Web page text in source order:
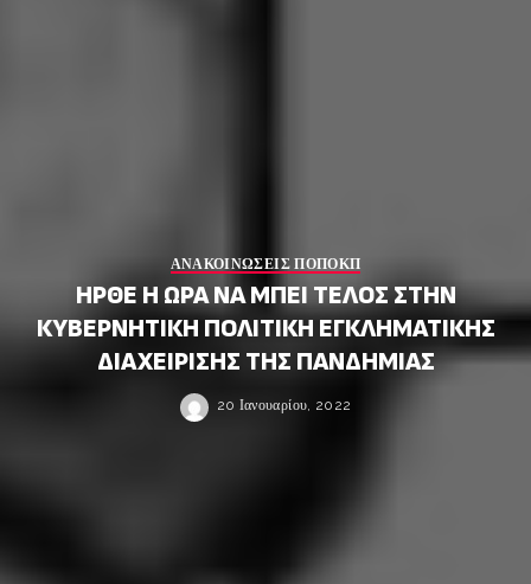
ΑΝΑΚΟΙΝΩΣΕΙΣ ΠΟΠΟΚΠ
ΗΡΘΕ Η ΩΡΑ ΝΑ ΜΠΕΙ ΤΕΛΟΣ ΣΤΗΝ
ΚΥΒΕΡΝΗΤΙΚΗ ΠΟΛΙΤΙΚΗ ΕΓΚΛΗΜΑΤΙΚΗΣ
ΔΙΑΧΕΙΡΙΣΗΣ ΤΗΣ ΠΑΝΔΗΜΙΑΣ
20 Ιανουαρίου, 2022